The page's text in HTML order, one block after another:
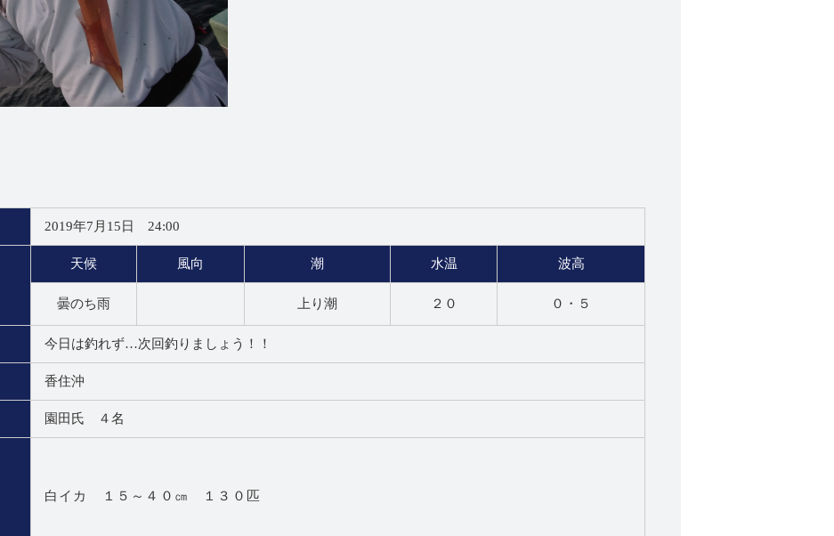
2019年7月15日 24:00
天候 風向 潮 水温 波高
曇のち雨 上り潮 ２０ ０・５
今日は釣れず…次回釣りましょう！！
香住沖
園田氏 ４名
白イカ １５～４０㎝ １３０匹